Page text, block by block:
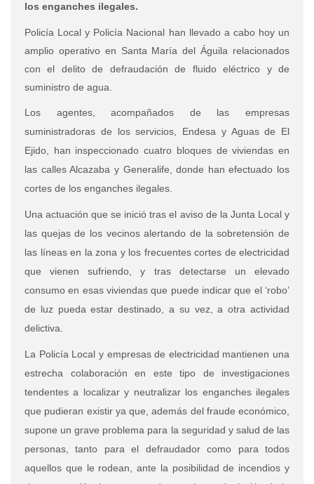
los enganches ilegales.
Policía Local y Policía Nacional han llevado a cabo hoy un
amplio operativo en Santa María del Águila relacionados
con el delito de defraudación de fluido eléctrico y de
suministro de agua.
Los agentes, acompañados de las empresas
suministradoras de los servicios, Endesa y Aguas de El
Ejido, han inspeccionado cuatro bloques de viviendas en
las calles Alcazaba y Generalife, donde han efectuado los
cortes de los enganches ilegales.
Una actuación que se inició tras el aviso de la Junta Local y
las quejas de los vecinos alertando de la sobretensión de
las líneas en la zona y los frecuentes cortes de electricidad
que vienen sufriendo, y tras detectarse un elevado
consumo en esas viviendas que puede indicar que el ‘robo’
de luz pueda estar destinado, a su vez, a otra actividad
delictiva.
La Policía Local y empresas de electricidad mantienen una
estrecha colaboración en este tipo de investigaciones
tendentes a localizar y neutralizar los enganches ilegales
que pudieran existir ya que, además del fraude económico,
supone un grave problema para la seguridad y salud de las
personas, tanto para el defraudador como para todos
aquellos que le rodean, ante la posibilidad de incendios y